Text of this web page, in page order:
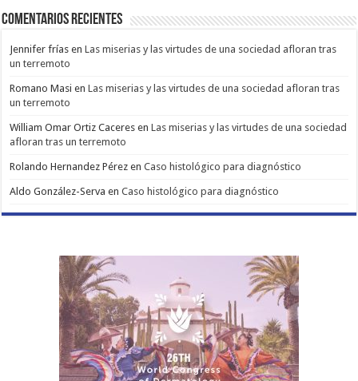
Comentarios Recientes
Jennifer frías enLas miserias y las virtudes de una sociedad afloran tras
un terremoto
Romano Masi enLas miserias y las virtudes de una sociedad afloran tras
un terremoto
William Omar Ortiz Caceres enLas miserias y las virtudes de una sociedad
afloran tras un terremoto
Rolando Hernandez Pérez enCaso histológico para diagnóstico
Aldo González-Serva enCaso histológico para diagnóstico